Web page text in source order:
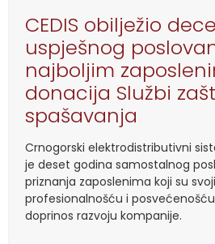
CEDIS obilježio
uspješnog
najboljim
donacija Službi
spašavanja
Crnogorski elektrodistributivni
je deset godina samostalnog
priznanja zaposlenima koji su
profesionalnošću i
doprinos razvoju kompanije.